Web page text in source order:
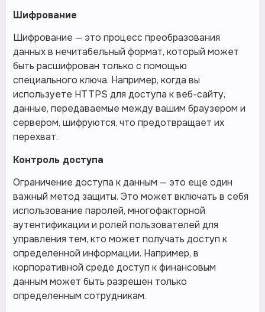
Шифрование
Шифрование — это процесс преобразования
данных в нечитабельный формат, который может
быть расшифрован только с помощью
специального ключа. Например, когда вы
используете HTTPS для доступа к веб-сайту,
данные, передаваемые между вашим браузером и
сервером, шифруются, что предотвращает их
перехват.
Контроль доступа
Ограничение доступа к данным — это еще один
важный метод защиты. Это может включать в себя
использование паролей, многофакторной
аутентификации и ролей пользователей для
управления тем, кто может получать доступ к
определенной информации. Например, в
корпоративной среде доступ к финансовым
данным может быть разрешен только
определенным сотрудникам.